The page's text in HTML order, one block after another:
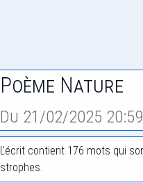
Poème Nature
Du 21/02/2025 20:59
L'écrit contient 176 mots qui
strophes.